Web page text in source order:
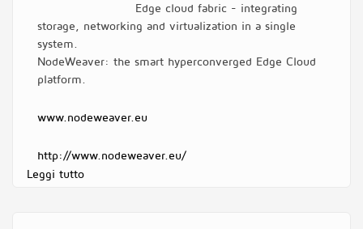
Edge cloud fabric - integrating
storage, networking and virtualization in a single
system.
NodeWeaver: the smart hyperconverged Edge Cloud
platform.
www.nodeweaver.eu
http://www.nodeweaver.eu/
Leggi tutto